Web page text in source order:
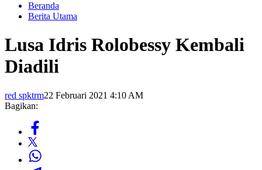
Beranda
Berita Utama
Lusa Idris Rolobessy Kembali
Diadili
red spktrm22 Februari 2021 4:10 AM
Bagikan: